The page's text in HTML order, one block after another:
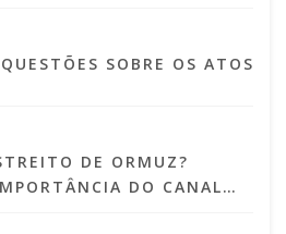
SOBRE OS ATOS
DE ORMUZ?
DO CANAL